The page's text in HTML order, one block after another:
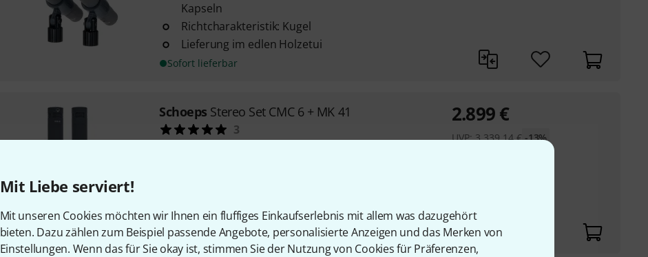
Mit Liebe serviert!
Mit unseren Cookies möchten wir Ihnen ein fluffiges Einkaufserlebnis mit allem was dazugehört
bieten. Dazu zählen zum Beispiel passende Angebote, personalisierte Anzeigen und das Merken von
Einstellungen. Wenn das für Sie okay ist, stimmen Sie der Nutzung von Cookies für Präferenzen,
Kapseln
Richtcharakteristik: Kugel
Lieferung im edlen Holzetui
Sofort lieferbar
Schoeps Stereo Set CMC 6 + MK 41
3
Windschutz im edlen Holzetui
Sofort lieferbar
2.899€
UVP:3.339,14 € -13%